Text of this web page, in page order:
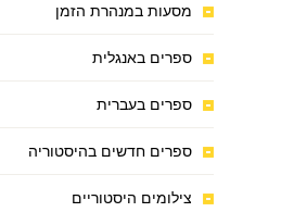
מסעות במנהרת הזמן
ספרים באנגלית
ספרים בעברית
ספרים חדשים בהיסטוריה
צילומים היסטוריים